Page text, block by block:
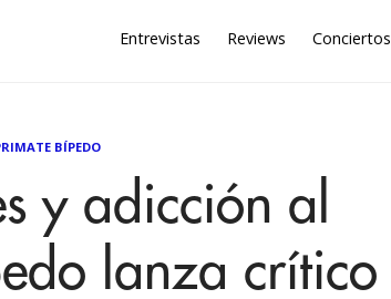
Entrevistas Reviews Conciertos
BÍPEDO
y adicción al
lanza crítico